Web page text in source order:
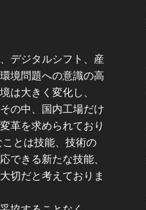
デジタルシフト、産
境問題への意識の高
は大きく変化し、
の中、国内工場だけ
革を求められており
とは技能、技術の
できる新たな技能、
切だと考えておりま